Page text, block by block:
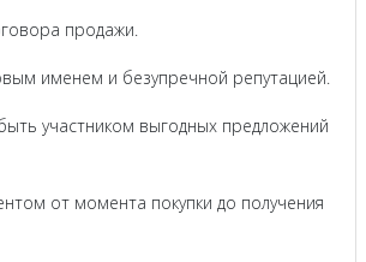
продажи.
именем и безупречной репутацией.
участником выгодных предложений
от момента покупки до получения